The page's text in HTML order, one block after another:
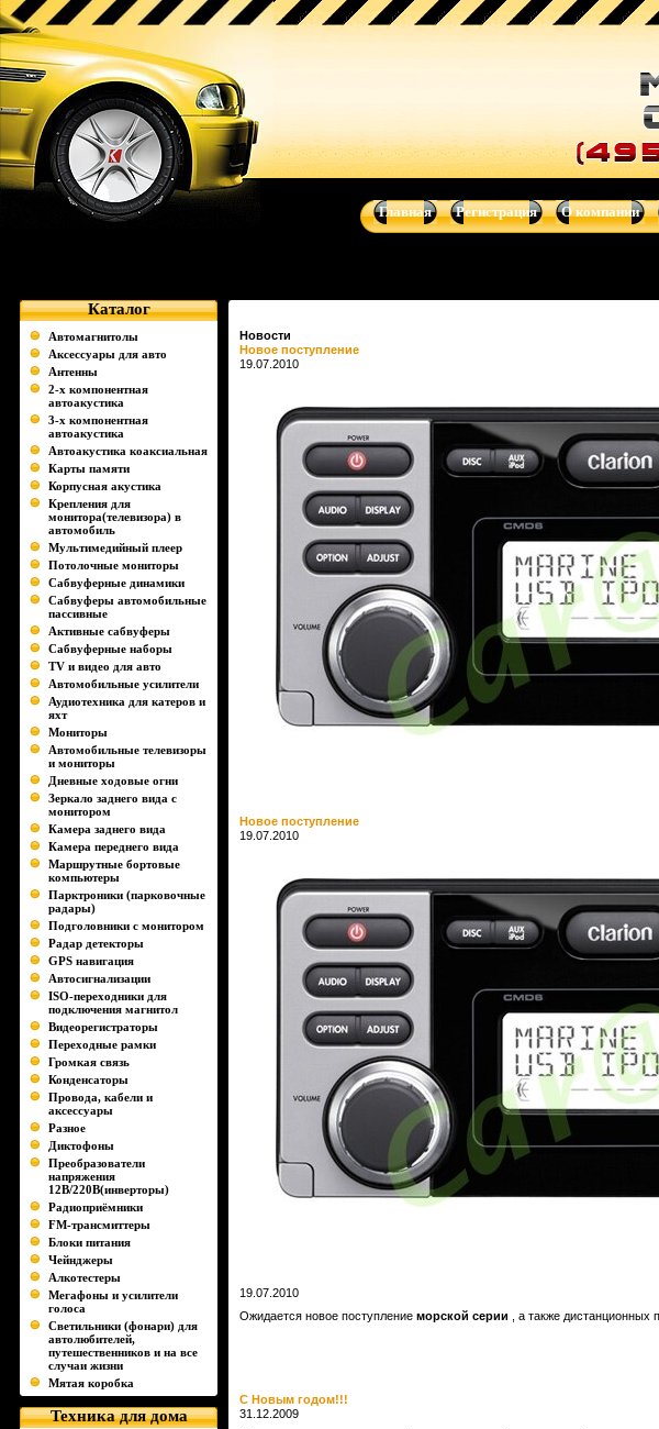
Музыка для Вашего авто - автоакустика, автомагнитолы, сабвуферы,
Sound
Главная Регистрация О компании
Каталог
Автомагнитолы
Аксессуары для авто
Антенны
2-х компонентная
автоакустика
3-х компонентная
автоакустика
Автоакустика коаксиальная
Карты памяти
Корпусная акустика
Крепления для
монитора(телевизора) в
автомобиль
Мультимедийный плеер
Потолочные мониторы
Сабвуферные динамики
Сабвуферы автомобильные
пассивные
Активные сабвуферы
Сабвуферные наборы
TV и видео для авто
Автомобильные усилители
Аудиотехника для катеров и
яхт
Мониторы
Автомобильные телевизоры
и мониторы
Дневные ходовые огни
Зеркало заднего вида с
монитором
Камера заднего вида
Камера переднего вида
Маршрутные бортовые
компьютеры
Парктроники (парковочные
радары)
Подголовники с монитором
Радар детекторы
GPS навигация
Автосигнализации
ISO-переходники для
подключения магнитол
Видеорегистраторы
Переходные рамки
Громкая связь
Конденсаторы
Провода, кабели и
аксессуары
Разное
Диктофоны
Преобразователи
напряжения
12В/220В(инверторы)
Радиоприёмники
FM-трансмиттеры
Блоки питания
Чейнджеры
Алкотестеры
Мегафоны и усилители
голоса
Светильники (фонари) для
автолюбителей,
путешественников и на все
случаи жизни
Мятая коробка
Техника для дома
Новости
Новое поступление
19.07.2010
Новое поступление
19.07.2010
19.07.2010
Ожидается новое поступление морской серии , а также дистанционных
С Новым годом!!!
31.12.2009